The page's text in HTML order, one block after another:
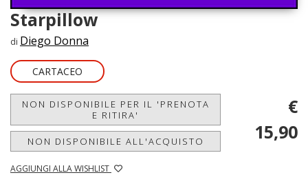
Starpillow
di Diego Donna
CARTACEO
NON DISPONIBILE PER IL 'PRENOTA
E RITIRA'
NON DISPONIBILE ALL'ACQUISTO
AGGIUNGI ALLA WISHLIST
€
15,90